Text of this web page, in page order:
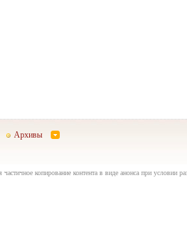
Архивы
частичное копирование контента в виде анонса при условии